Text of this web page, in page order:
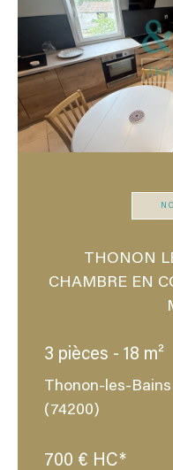
THONON
CHAMBRE EN
3 pièces - 18 m²
Thonon-les-Bains
(74200)
700 € HC*